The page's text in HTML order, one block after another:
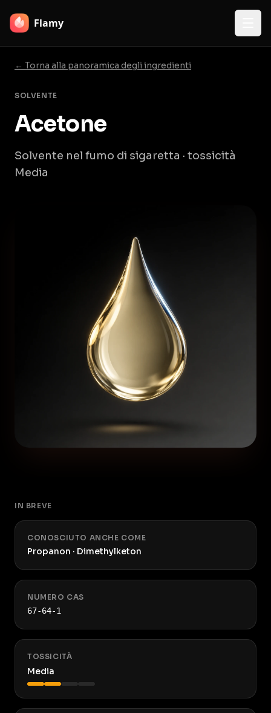
Flamy
← Torna alla panoramica degli ingredienti
SOLVENTE
Acetone
Solvente nel fumo di sigaretta · tossicità
Media
IN BREVE
CONOSCIUTO ANCHE COME
Propanon · Dimethylketon
NUMERO CAS
67-64-1
TOSSICITÀ
Media